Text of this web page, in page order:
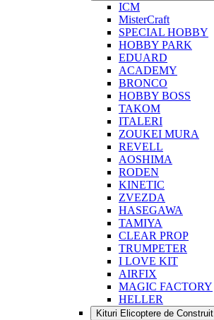
ICM
MisterCraft
SPECIAL HOBBY
HOBBY PARK
EDUARD
ACADEMY
BRONCO
HOBBY BOSS
TAKOM
ITALERI
ZOUKEI MURA
REVELL
AOSHIMA
RODEN
KINETIC
ZVEZDA
HASEGAWA
TAMIYA
CLEAR PROP
TRUMPETER
I LOVE KIT
AIRFIX
MAGIC FACTORY
HELLER
Kituri Elicoptere de Construit